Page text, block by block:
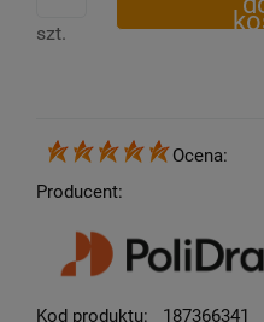
szt.
Ocena:
Producent:
Kod produktu:
187366341